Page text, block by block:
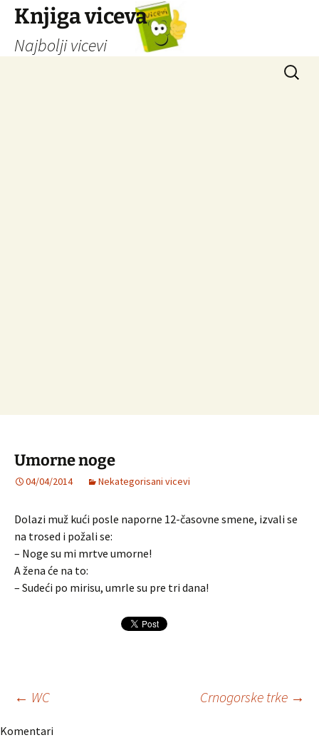
Knjiga viceva
Najbolji vicevi
Umorne noge
04/04/2014 Nekategorisani vicevi
Dolazi muž kući posle naporne 12-časovne smene, izvali se
na trosed i požali se:
– Noge su mi mrtve umorne!
A žena će na to:
– Sudeći po mirisu, umrle su pre tri dana!
Navigacija
← WC Crnogorske trke →
Komentari